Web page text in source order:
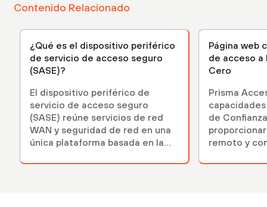
Contenido Relacionado
¿Qué es el dispositivo periférico
de servicio de acceso seguro
(SASE)?
El dispositivo periférico de
servicio de acceso seguro
(SASE) reúne servicios de red
WAN y seguridad de red en una
única plataforma basada en la
Página web
de acceso a
Cero
Prisma
de
remoto y